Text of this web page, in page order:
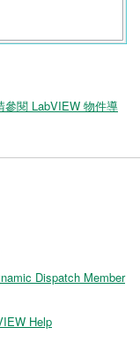
參閱 LabVIEW 物件導
Dispatch Member
Help